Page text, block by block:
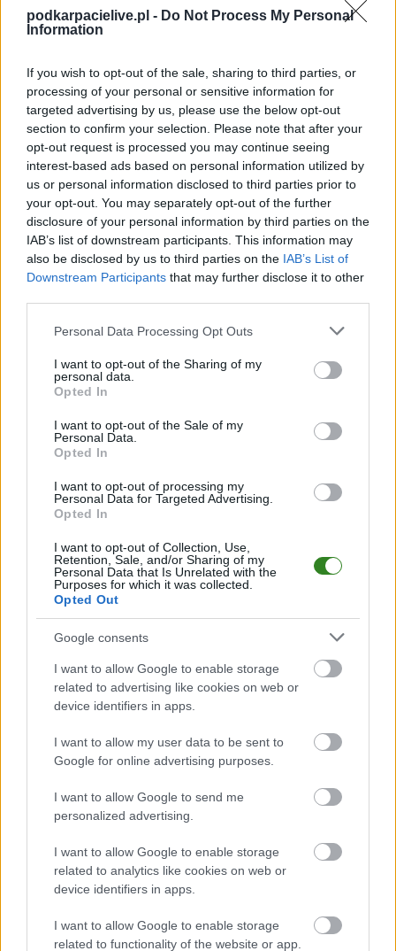
podkarpacielive.pl - Do Not Process My Personal
Information
If you wish to opt-out of the sale, sharing to third parties, or
processing of your personal or sensitive information for
targeted advertising by us, please use the below opt-out
section to confirm your selection. Please note that after your
opt-out request is processed you may continue seeing
interest-based ads based on personal information utilized by
us or personal information disclosed to third parties prior to
your opt-out. You may separately opt-out of the further
disclosure of your personal information by third parties on the
IAB’s list of downstream participants. This information may
also be disclosed by us to third parties on the IAB’s List of
Downstream Participants that may further disclose it to other
Please note that this website/app uses one or more Google
not limited to your visit or usage behaviour. You may click to
grant or deny consent to Google and its third-party tags to
use your data for below specified purposes in below Google
consent section.
Personal Data Processing Opt Outs
I want to opt-out of the Sharing of my
personal data.
Opted In
I want to opt-out of the Sale of my
Personal Data.
Opted In
I want to opt-out of processing my
Personal Data for Targeted Advertising.
Opted In
I want to opt-out of Collection, Use,
Retention, Sale, and/or Sharing of my
Personal Data that Is Unrelated with the
Purposes for which it was collected.
Opted Out
Google consents
I want to allow Google to enable storage
related to advertising like cookies on web or
device identifiers in apps.
I want to allow my user data to be sent to
Google for online advertising purposes.
I want to allow Google to send me
personalized advertising.
I want to allow Google to enable storage
related to analytics like cookies on web or
device identifiers in apps.
I want to allow Google to enable storage
related to functionality of the website or app.
Jego piłkarskimi wzorami są
pracy, a jego najważniejszym celem pozostaje przebicie się do
seniorskiego zespołu Stali Rzeszów.
Lubię patrzeć na to, jak grają. Sam wiem, że muszę cały czas
ciężko pracować, aby się rozwijać, a na razie celem jest
dojście do pierwszej drużyny Stali Rzeszów. Wiem, że jest to
możliwe, ale musi być efektem ciągłej pracy. Teraz jestem
podekscytowany tym, że związałem się ze Stalą trzyletnim
kontraktem- dodał młody pomocnik.
CZYTAJ TAKŻE
Cracovia wzmacnia
defensywę! Kapitan
austriackiego klubu
trafił do "Pasów"
2026-06-16 15:21
Wisła Kraków
Ma dopiero 15 lat
2026-08-07 15:30
Wielkie piłkarskie
Podkarpaciu. Stal
Mielec i Stal Rzeszów
zagrają 44. derby
KOMENTARZE
Uwaga!
Teraz komentarze są domyślnie ukryte, aby poprawić
„Zobacz komentarze”, aby je wyświetlić i dołączyć do
dyskusji.
Zobacz komentarze
NASTĘPNY ARTYKUŁ
Marzysz o piłkarskiej karierze? SMS